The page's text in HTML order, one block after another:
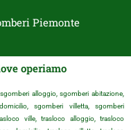
Piemonte
operiamo
alloggio, sgomberi abitazione,
sgomberi villetta, sgomberi
ville, trasloco alloggio, trasloco